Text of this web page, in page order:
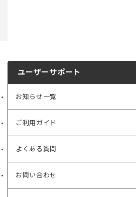
ユーザーサポート
お知らせ一覧
ご利用ガイド
よくある質問
お問い合わせ